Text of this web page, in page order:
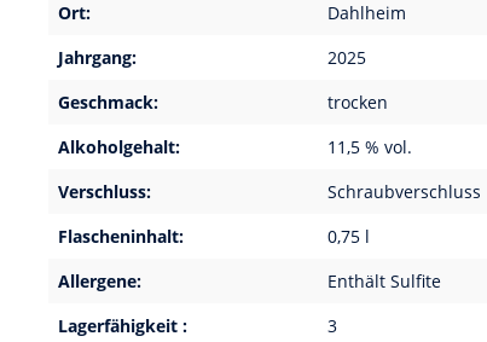
Ort:
Dahlheim
Jahrgang:
2025
Geschmack:
trocken
Alkoholgehalt:
11,5 % vol.
Verschluss:
Schraubverschluss
Flascheninhalt:
0,75 l
Allergene:
Enthält Sulfite
Lagerfähigkeit :
3